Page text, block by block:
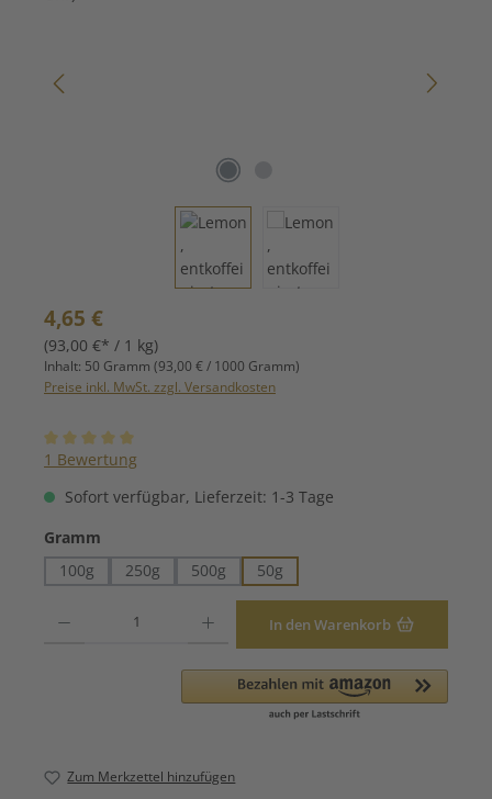
Regulärer Preis:
4,65 €
(93,00 €* / 1 kg)
Inhalt: 50 Gramm (93,00 € / 1000 Gramm)
Preise inkl. MwSt. zzgl. Versandkosten
Durchschnittliche Bewertung von 5 von 5 Sternen
1 Bewertung
Sofort verfügbar, Lieferzeit: 1-3 Tage
Gramm
100g
250g 500g 50g
In den Warenkorb
Zum Merkzettel hinzufügen